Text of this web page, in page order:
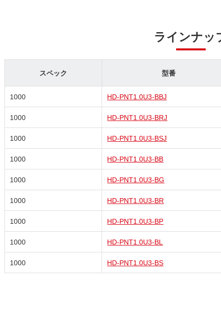
ラインナッ
スペック 型番
1000 HD-PNT1.0U3-BBJ
1000 HD-PNT1.0U3-BRJ
1000 HD-PNT1.0U3-BSJ
1000 HD-PNT1.0U3-BB
1000 HD-PNT1.0U3-BG
1000 HD-PNT1.0U3-BR
1000 HD-PNT1.0U3-BP
1000 HD-PNT1.0U3-BL
1000 HD-PNT1.0U3-BS